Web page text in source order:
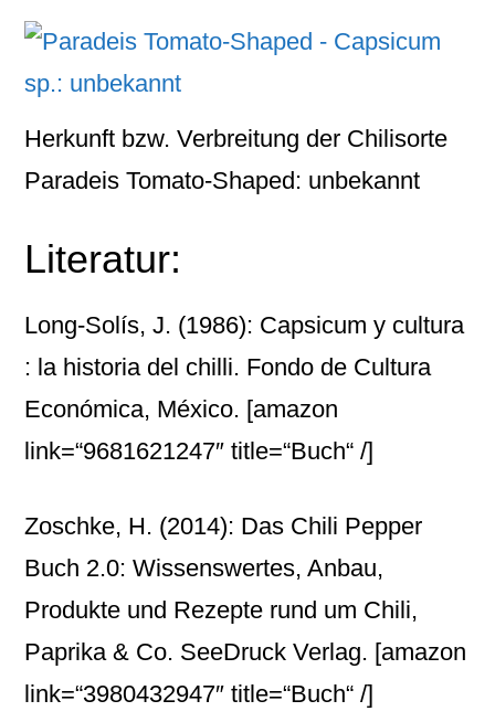
Herkunft bzw. Verbreitung der Chilisorte
Paradeis Tomato-Shaped: unbekannt
Literatur:
Long-Solís, J. (1986): Capsicum y cultura
: la historia del chilli. Fondo de Cultura
Económica, México. [amazon
link=“9681621247″ title=“Buch“ /]
Zoschke, H. (2014): Das Chili Pepper
Buch 2.0: Wissenswertes, Anbau,
Produkte und Rezepte rund um Chili,
Paprika & Co. SeeDruck Verlag. [amazon
link=“3980432947″ title=“Buch“ /]